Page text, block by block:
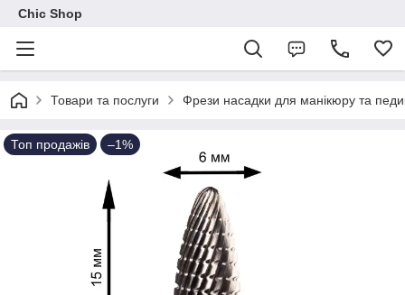
Chic Shop
Товари та послуги Фрези насадки для манікюру та
Топ продажів –1%